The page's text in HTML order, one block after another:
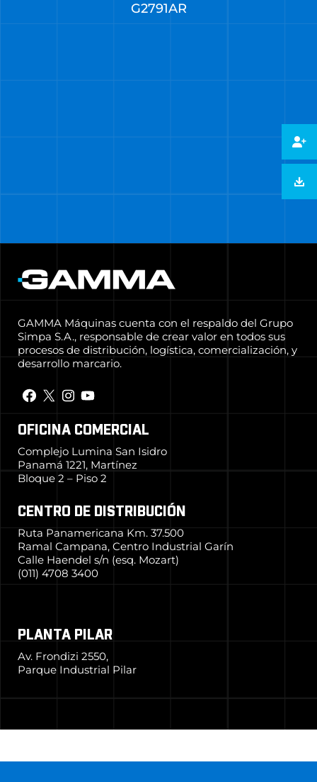
G2791AR
GAMMA Máquinas cuenta con el respaldo del Grupo
Simpa S.A., responsable de crear valor en todos sus
procesos de distribución, logística, comercialización, y
desarrollo marcario.
OFICINA COMERCIAL
Complejo Lumina San Isidro
Panamá 1221, Martínez
Bloque 2 – Piso 2
CENTRO DE DISTRIBUCIÓN
Ruta Panamericana Km. 37.500
Ramal Campana, Centro Industrial Garín
Calle Haendel s/n (esq. Mozart)
(011) 4708 3400
PLANTA PILAR
Av. Frondizi 2550,
Parque Industrial Pilar